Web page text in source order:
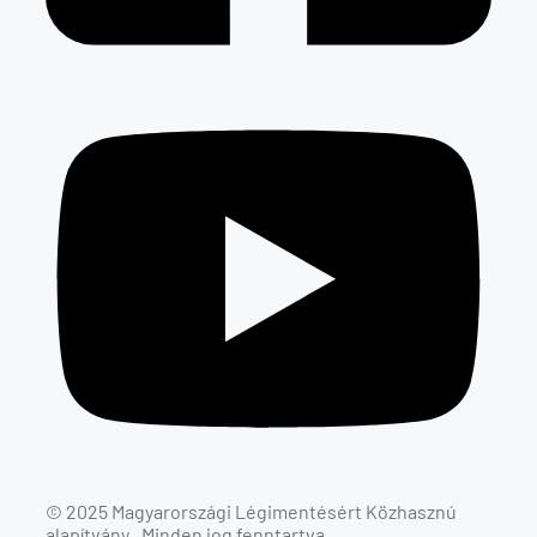
© 2025 Magyarországi Légimentésért Közhasznú